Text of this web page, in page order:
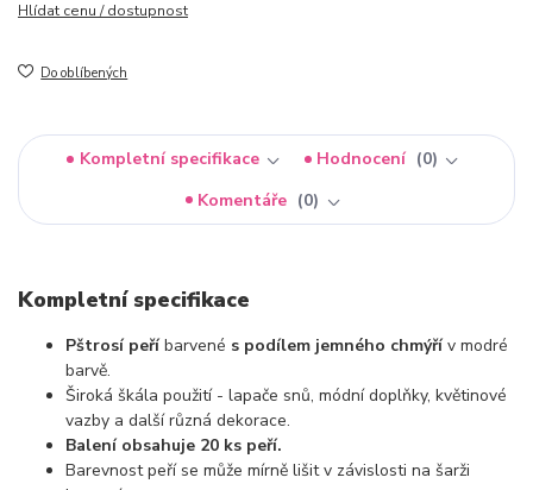
Hlídat cenu / dostupnost
Do oblíbených
Kompletní specifikace Hodnocení
0
Komentáře
0
Kompletní specifikace
Pštrosí peříbarvené s podílem jemného chmýřív modré
barvě.
Široká škála použití - lapače snů, módní doplňky, květinové
vazby a další různá dekorace.
Balení obsahuje 20 ks peří.
Barevnost peří se může mírně lišit v závislosti na šarži